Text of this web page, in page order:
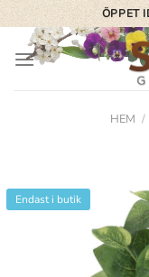
Skip
to
content
ÖPPET
HEM /
Endast i butik